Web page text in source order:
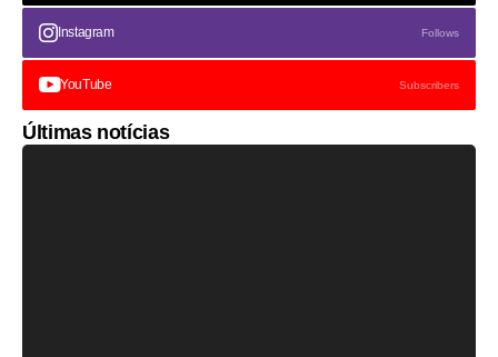
Instagram Follows
YouTube Subscribers
Últimas notícias